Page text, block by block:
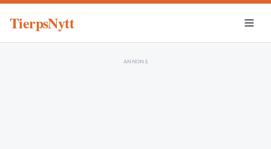
TierpsNytt
ANNONS